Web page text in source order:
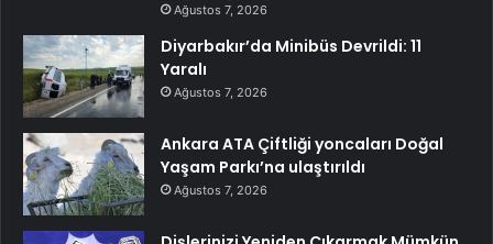
Ağustos 7, 2026
Diyarbakır’da Minibüs Devrildi: 11
Yaralı
Ağustos 7, 2026
Ankara ATA Çiftliği yoncaları Doğal
Yaşam Parkı’na ulaştırıldı
Ağustos 7, 2026